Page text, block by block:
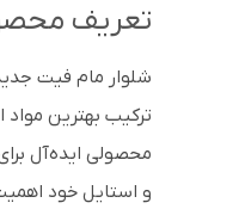
تعریف
شلوار مام فیت
ترکیب بهترین مواد
محصولی ایده‌آل
و استایل خود